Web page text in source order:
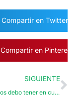
Compartir en Twitter
Compartir en Pinterest
SIGUIENTE
¿Qué gastos debo tener en cuenta a la hora de comprar?